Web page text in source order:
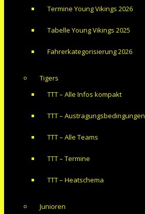
Termine Young Vikings 2026
Tabelle Young Vikings 2025
Fahrerkategorisierung 2026
Tigers
TTT – Alle Infos kompakt
TTT – Austragungsbedingungen
TTT – Alle Teams
TTT – Termine
TTT – Heatschema
Junioren